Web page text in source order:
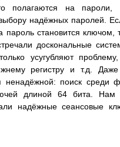
полагаются на пароли,
надёжных паролей.
пароль становится
доскональные
усугубляют
регистру и т.д.
ненадёжной: поиск среди
длиной 64 бита. Нам
надёжные сеансовые